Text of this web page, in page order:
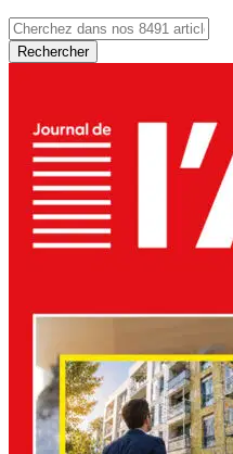
Rechercher